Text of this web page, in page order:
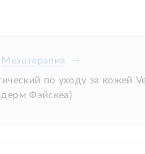
Мезотерапия
по уходу за кожей
Фэйскеа)